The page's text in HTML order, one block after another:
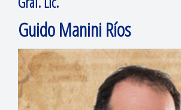
Guido Manini Ríos